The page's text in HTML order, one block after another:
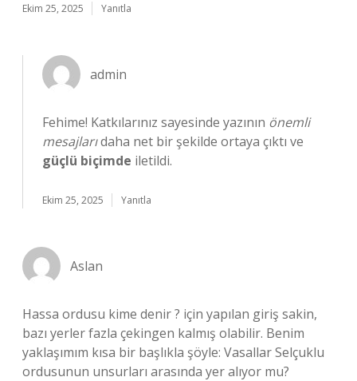
Ekim 25, 2025 Yanıtla
admin
Fehime! Katkılarınız sayesinde yazının önemli
mesajlarıdaha net bir şekilde ortaya çıktı ve
güçlü biçimde iletildi.
Ekim 25, 2025 Yanıtla
Aslan
Hassa ordusu kime denir ? için yapılan giriş sakin,
bazı yerler fazla çekingen kalmış olabilir. Benim
yaklaşımım kısa bir başlıkla şöyle: Vasallar Selçuklu
ordusunun unsurları arasında yer alıyor mu?